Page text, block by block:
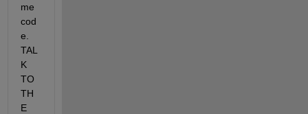
me
cod
e.
TAL
K
TO
TH
E